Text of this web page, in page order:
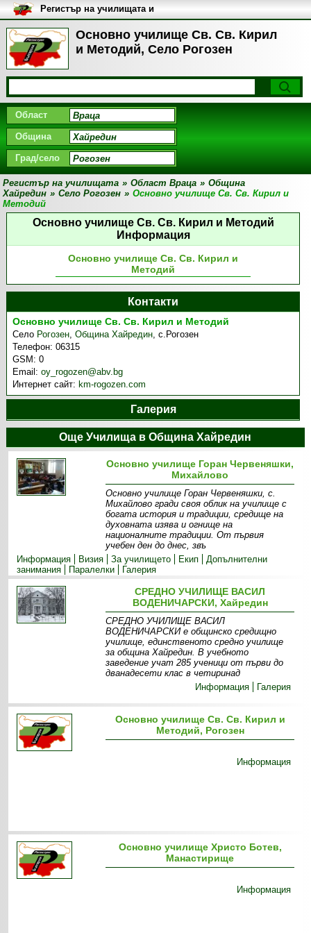
Основно училище Св. Св. Кирил
и Методий, Село Рогозен
Регистър на училищата и
университетите в България
Област
Община
Град/село
Регистър на училищата » Област Враца » Община
Хайредин » Село Рогозен » Основно училище Св. Св. Кирил и
Методий
Основно училище Св. Св. Кирил и Методий
Информация
Основно училище Св. Св. Кирил и
Методий
Контакти
Основно училище Св. Св. Кирил и Методий
Село Рогозен,Община Хайредин,с.Рогозен
Телефон:06315
GSM:0
Email:oy_rogozen@abv.bg
Интернет сайт: km-rogozen.com
Галерия
Още Училища в Община Хайредин
Основно училище Горан Червеняшки,
Михайлово
Основно училище Горан Червеняшки, с.
Михайлово гради своя облик на училище с
богата история и традиции, средище на
духовната изява и огнище на
националните традиции. От първия
учебен ден до днес, звъ
Информация
Визия За училището Екип
Допълнителни
занимания
Паралелки Галерия
СРЕДНО УЧИЛИЩЕ ВАСИЛ
ВОДЕНИЧАРСКИ, Хайредин
СРЕДНО УЧИЛИЩЕ ВАСИЛ
ВОДЕНИЧАРСКИ е общинско средищно
училище, единственото средно училище
за община Хайредин. В учебното
заведение учат 285 ученици от първи до
дванадесети клас в четиринад
Информация
Галерия
Основно училище Св. Св. Кирил и
Методий, Рогозен
Информация
Основно училище Христо Ботев,
Манастирище
Информация